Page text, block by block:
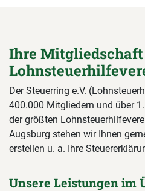
Ihre
Der Steuerring e.V.
400.000 Mitgliedern und über
der größten
Augsburg stehen wir Ihnen
erstellen u. a. Ihre
Unsere Leistungen im